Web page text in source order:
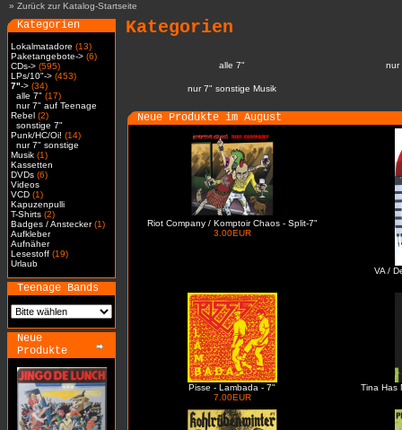
» Zurück zur Katalog-Startseite
Kategorien
Lokalmatadore (13)
Paketangebote-> (6)
CDs-> (595)
LPs/10"-> (453)
7"-> (34)
alle 7" (17)
nur 7" auf Teenage
Rebel (2)
sonstige 7"
Punk/HC/Oi! (14)
nur 7" sonstige
Musik (1)
Kassetten
DVDs (6)
Videos
VCD (1)
Kapuzenpulli
T-Shirts (2)
Badges / Anstecker(1)
Aufkleber
Aufnäher
Lesestoff (19)
Urlaub
Teenage Bands
Neue
Produkte
Kategorien
alle 7" nur
nur 7" sonstige Musik
Neue Produkte im August
Riot Company / Komptoir Chaos - Split-7"
3.00EUR
VA /
Pisse - Lambada - 7"
7.00EUR
Tina Has